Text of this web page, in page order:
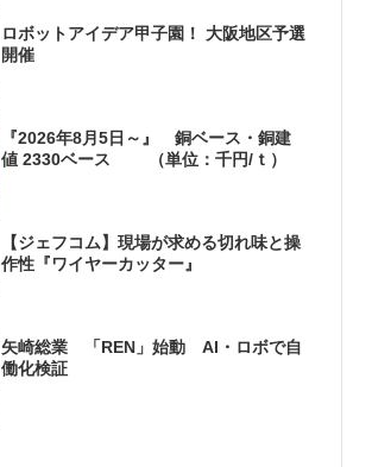
ロボットアイデア甲子園！ 大阪地区予選
開催
『2026年8月5日～』 銅ベース・銅建
値 2330ベース （単位：千円/ｔ）
【ジェフコム】現場が求める切れ味と操
作性『ワイヤーカッター』
矢崎総業 「REN」始動 AI・ロボで自
働化検証